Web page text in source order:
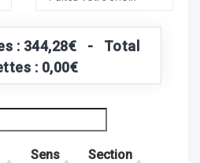
: 344,28€ - Total
: 0,00€
Sens
Section